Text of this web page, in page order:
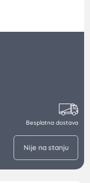
Besplatna dostava
Nije na stanju